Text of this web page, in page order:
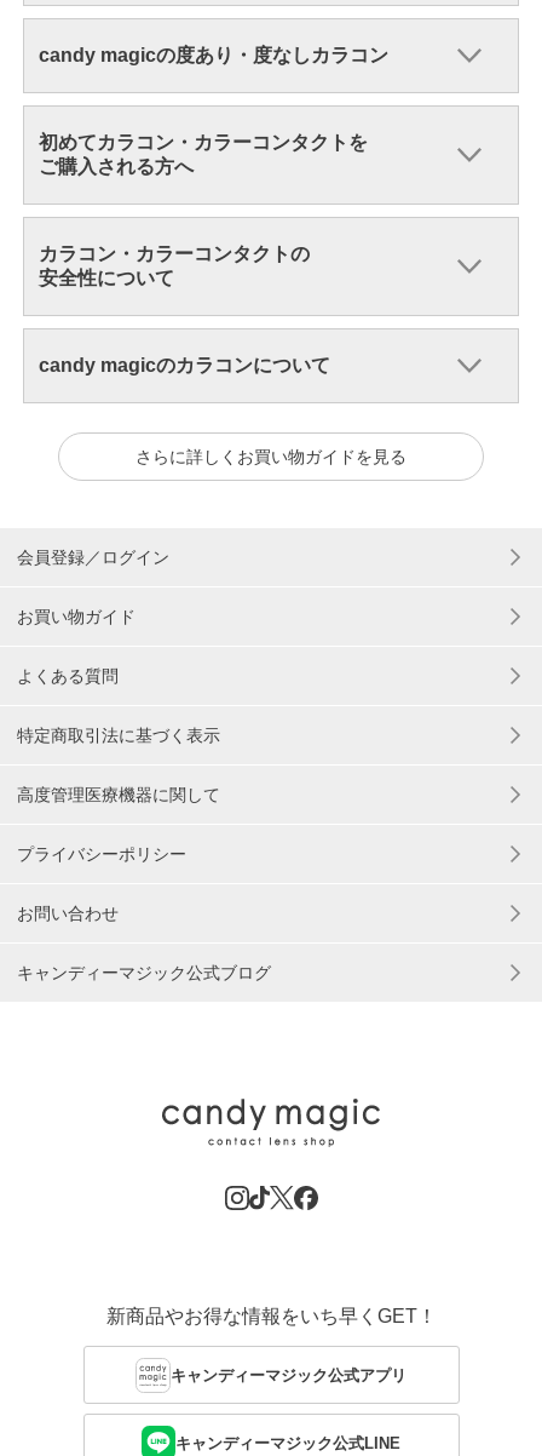
candy magicの度あり・度なしカラコン
初めてカラコン・カラーコンタクトを
ご購入される方へ
カラコン・カラーコンタクトの
安全性について
candy magicのカラコンについて
さらに詳しくお買い物ガイドを見る
会員登録／ログイン
お買い物ガイド
よくある質問
特定商取引法に基づく表示
高度管理医療機器に関して
プライバシーポリシー
お問い合わせ
キャンディーマジック公式ブログ
新商品やお得な情報をいち早くGET！
キャンディーマジック公式アプリ
キャンディーマジック公式LINE